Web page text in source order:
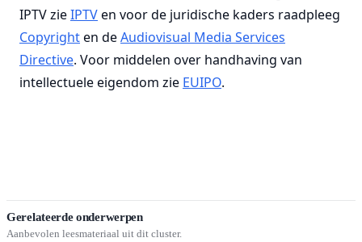
IPTV zieIPTVen voor de juridische kaders raadpleeg
Copyrighten deAudiovisual Media Services
Directive. Voor middelen over handhaving van
intellectuele eigendom zie EUIPO.
Gerelateerde onderwerpen
Aanbevolen leesmateriaal uit dit cluster.